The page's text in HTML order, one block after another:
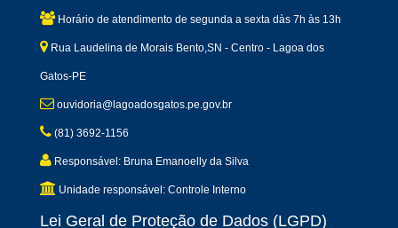
Horário de atendimento de segunda a sexta dàs 7h às 13h
Rua Laudelina de Morais Bento,SN - Centro - Lagoa dos
Gatos-PE
ouvidoria@lagoadosgatos.pe.gov.br
(81) 3692-1156
Responsável: Bruna Emanoelly da Silva
Unidade responsável: Controle Interno
Lei Geral de Proteção de Dados (LGPD)